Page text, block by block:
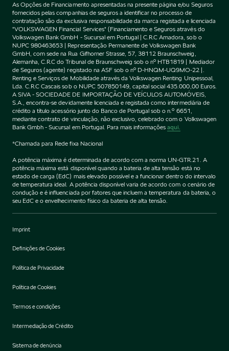
As Opções de Financiamento apresentadas na presente página e/ou Seguros
fornecidos pelas companhias de seguros a identificar no processo de
contratação são da exclusiva responsabilidade da marca registada e licenciada
"VOLKSWAGEN Financial Services" (Financiamento e Seguros através do
Volkswagen Bank GmbH - Sucursal em Portugal | C.R.C Amadora, sob o
NUPC 980463653 | Representação Permanente de Volkswagen Bank
GmbH, com sede na Rua Gifhorner Strasse, 57, 38112 Braunschweig,
Alemanha, C.R.C do Tribunal de Braunschweig sob o nº HTB1819 | Mediador
de Seguros (agente) registado na ASF sob o nº D-HNQM-UQ9MO-22 |.
Renting e Serviços de Mobilidade através da Volkswagen Renting Unipessoal,
Lda. C.R.C Cascais sob o NUPC 507850149, capital social 435.000,00 Euros.
A SIVA - SOCIEDADE DE IMPORTAÇÃO DE VEÍCULOS AUTOMÓVEIS,
S.A., encontra-se devidamente licenciada e registada como intermediária de
crédito a título acessório junto do Banco de Portugal sob o n.º 6651,
mediante contrato de vinculação, não exclusivo, celebrado com o Volkswagen
Bank Gmbh - Sucursal em Portugal. Para mais informaçõesaqui.
*Chamada para Rede fixa Nacional
A potência máxima é determinada de acordo com a norma UN-GTR.21. A
potência máxima está disponível quando a bateria de alta tensão está no
estado de carga (EdC) mais elevado possível e a funcionar dentro do intervalo
de temperatura ideal. A potência disponível varia de acordo com o cenário de
condução e é influenciada por fatores que incluem a temperatura da bateria, o
seu EdC e o envelhecimento físico da bateria de alta tensão.
Imprint
Definições de Cookies
Política de Privacidade
Política de Cookies
Termos e condições
Intermediação de Crédito
Sistema de denúncia